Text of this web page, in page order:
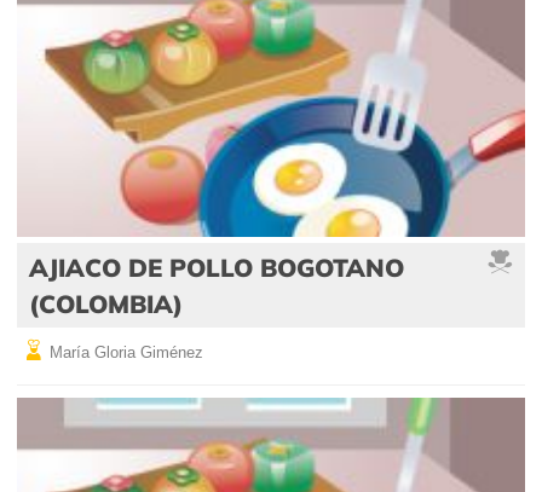
AJIACO DE POLLO BOGOTANO
(COLOMBIA)
María Gloria Giménez